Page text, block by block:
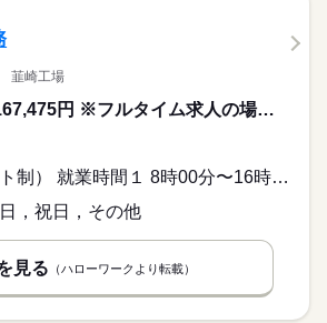
韮崎工場
167,475円〜167,475円 ※フルタイム求人の場合は月額（換算額）、パート求人の場合は時間額を表示しています。
交替制（シフト制） 就業時間１ 8時00分〜16時30分 就業時間２ 7時00分〜15時30分 就業時間３ 7時30分〜16時00分 就業時間に関する特記事項 働く時間は相談に応じます
，祝日，その他
見る （ハローワークより転載）